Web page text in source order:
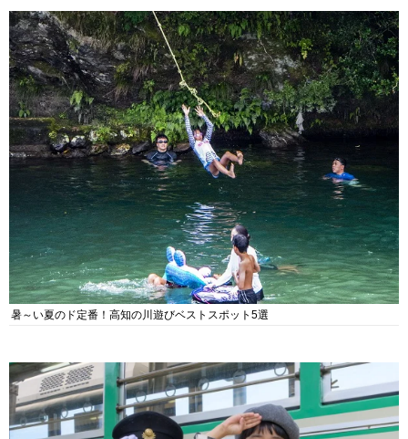
暑～い夏のド定番！高知の川遊びベストスポット5選